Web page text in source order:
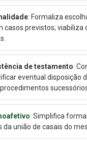
: Formaliza
casos previstos; viabiliza
de testamento:
eventual disposição
: Simplifica
união de casais do